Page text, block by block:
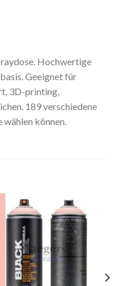
Hochwertige
Geeignet für
3D-printing,
189 verschiedene
können.